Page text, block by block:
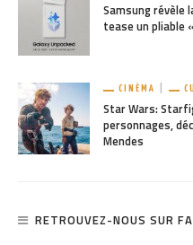
Samsung révèle
tease un pliable
CINÉMA
Star Wars:
personnages,
Mendes
RETROUVEZ-NOUS SUR